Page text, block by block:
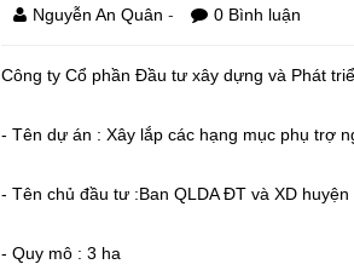
Nguyễn An Quân - 0 Bình luận
Công ty Cổ phần Đầu tư xây dựng và Phát
- Tên dự án : Xây lắp các hạng mục phụ trợ
- Tên chủ đầu tư :Ban QLDA ĐT và XD huyện
- Quy mô : 3 ha